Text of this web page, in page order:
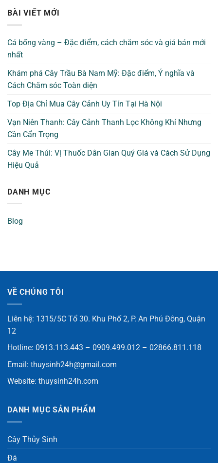
BÀI VIẾT MỚI
Cá bống vàng – Đặc điểm, cách chăm sóc và giá bán mới
nhất
Khám phá Cây Trầu Bà Nam Mỹ: Đặc điểm, Ý nghĩa và
Cách Chăm sóc Toàn diện
Top Địa Chỉ Mua Cây Cảnh Uy Tín Tại Hà Nội
Vạn Niên Thanh: Cây Cảnh Thanh Lọc Không Khí Nhưng
Cần Cẩn Trọng
Cây Me Thúi: Vị Thuốc Dân Gian Quý Giá và Cách Sử Dụng
Hiệu Quả
DANH MỤC
Blog
VỀ CHÚNG TÔI
Liên hệ: 1315/5C Tổ 30. Khu Phố 2, P. An Phú Đông, Quận
12
Hotline: 0913.113.443 – 0909.499.012 – 02866.811.118
Email: thuysinh24h@gmail.com
Website: thuysinh24h.com
DANH MỤC SẢN PHẨM
Cây Thủy Sinh
Đá